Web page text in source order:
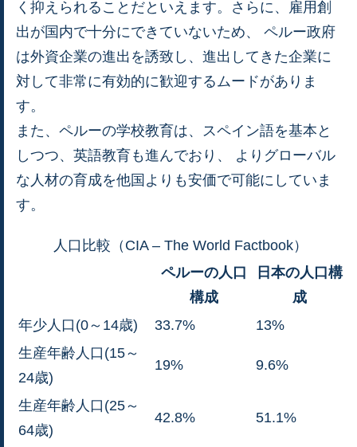
く抑えられることだといえます。さらに、雇用創
出が国内で十分にできていないため、 ペルー政府
は外資企業の進出を誘致し、進出してきた企業に
対して非常に有効的に歓迎するムードがありま
す。
また、ペルーの学校教育は、スペイン語を基本と
しつつ、英語教育も進んでおり、 よりグローバル
な人材の育成を他国よりも安価で可能にしていま
す。
人口比較（CIA – The World Factbook）
ペルーの人口
構成
日本の人口構
成
年少人口(0～14歳)
33.7%
13%
生産年齢人口(15～
24歳)
19% 9.6%
生産年齢人口(25～
64歳)
42.8% 51.1%